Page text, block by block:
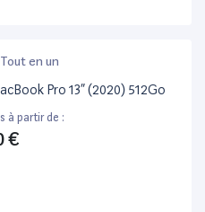
Tout en un
Pro 13” (2020) 512Go
à partir de :
€